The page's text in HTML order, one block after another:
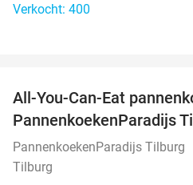
Verkocht: 400
All-You-Can-Eat
PannenkoekenParadijs
PannenkoekenParadijs Tilburg
Tilburg